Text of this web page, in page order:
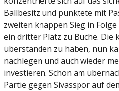
Ballbesitz und punktete mit
zweiten knappen Sieg in
ein dritter Platz zu Buche. Die
überstanden zu haben, nun
nachlegen und auch wieder
investieren. Schon am
Partie gegen Sivasspor auf